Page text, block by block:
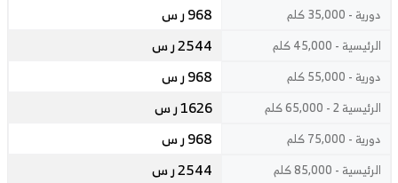
دورية - 35,000 كلم 968 ر س
الرئيسية - 45,000 كلم 2544 ر س
دورية - 55,000 كلم 968 ر س
الرئيسية 2 - 65,000 كلم 1626 ر س
دورية - 75,000 كلم 968 ر س
الرئيسية - 85,000 كلم 2544 ر س